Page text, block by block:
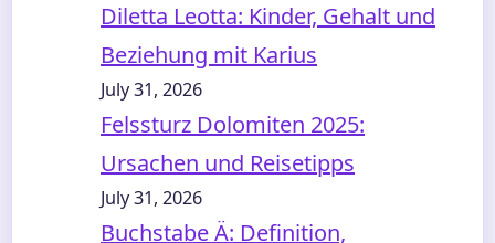
Diletta Leotta: Kinder, Gehalt und
Beziehung mit Karius
July 31, 2026
Felssturz Dolomiten 2025:
Ursachen und Reisetipps
July 31, 2026
Buchstabe Ä: Definition,